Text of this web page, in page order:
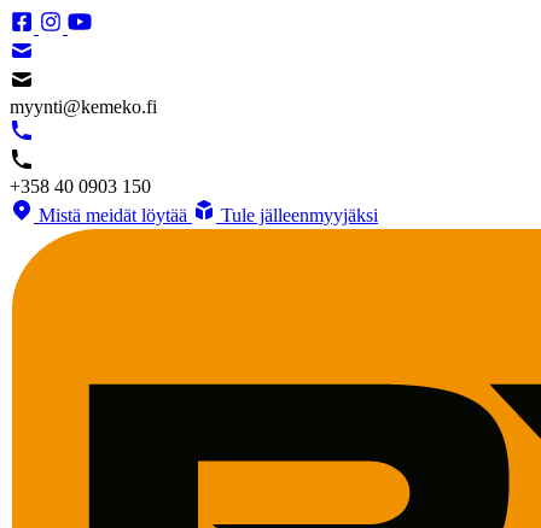
myynti@kemeko.fi
+358 40 0903 150
Mistä meidät löytää
Tule jälleenmyyjäksi